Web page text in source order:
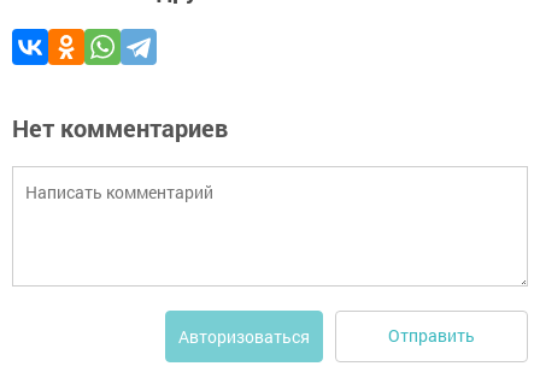
Нет комментариев
Авторизоваться Отправить